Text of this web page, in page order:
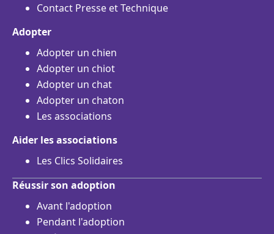
Contact Presse et Technique
Adopter
Adopter un chien
Adopter un chiot
Adopter un chat
Adopter un chaton
Les associations
Aider les associations
Les Clics Solidaires
Réussir son adoption
Avant l'adoption
Pendant l'adoption